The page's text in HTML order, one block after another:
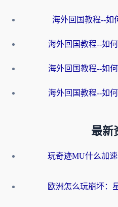
海外回国教程--如
海外回国教程--如
海外回国教程--如
海外回国教程--如
最新